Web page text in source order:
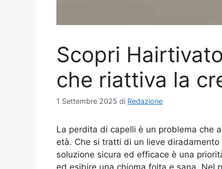
Scopri
che riattiva la
1 Settembre 2025 di Redazione
La perdita di capelli è un problema che
età. Che si tratti di un lieve
soluzione sicura ed efficace è una
ed esibire una chioma folta e sana. Nel